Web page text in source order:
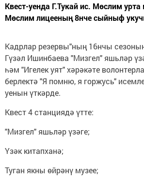
Квест-уенда Г.Тукай ис. Мөслим урта
Мөслим лицееның 8нче сыйныф
Кадрлар резервы"ның 16нчы
Гүзәл Ишинбаева "Мизгел" яшьләр
һәм "Игелек уят" хәрәкәте
берлектә "Я помню, я горжусь"
уенын үткәрде.
Квест 4 станциядә үтте:
"Мизгел" яшьләр үзәге;
Үзәк китапханә;
Туган якны өйрәнү музее;